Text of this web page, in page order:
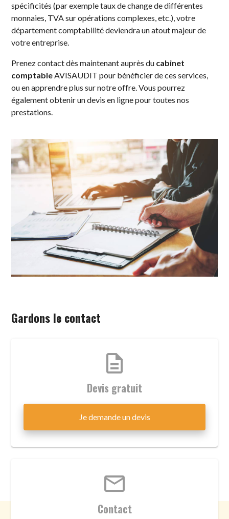
spécificités (par exemple taux de change de différentes
monnaies, TVA sur opérations complexes, etc.), votre
département comptabilité deviendra un atout majeur de
votre entreprise.
Prenez contact dès maintenant auprès du cabinet
comptableAVISAUDIT pour bénéficier de ces services,
ou en apprendre plus sur notre offre. Vous pourrez
également obtenir un devis en ligne pour toutes nos
prestations.
Gardons le contact
description
Devis gratuit
Je demande un devis
email
Contact